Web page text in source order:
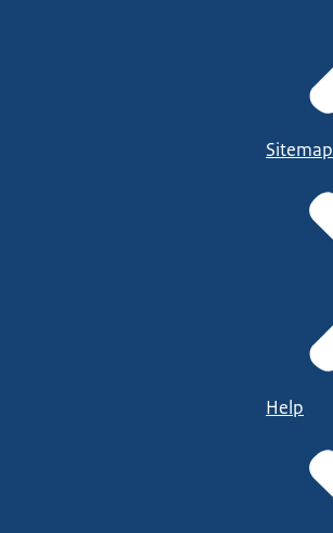
Sitemap
Help